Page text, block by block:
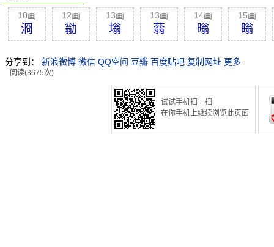
10画
浻
12画
勜
13画
塕
13画
蓊
14画
暡
15画
瞈
分享到： 新浪微博 微信 QQ空间 豆瓣 百度贴吧 复制网址 更多
阅读(3675次)
试试手机扫一扫
在你手机上继续浏览此页面